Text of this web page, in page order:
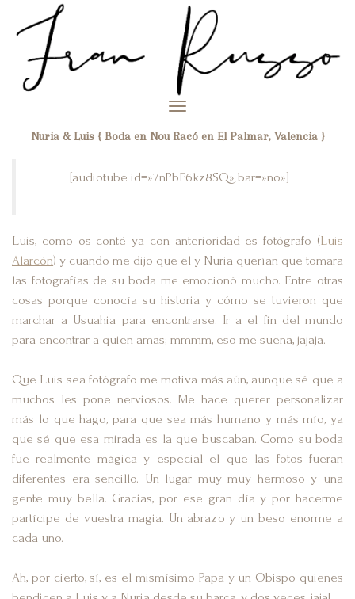
Toggle
Nuria & Luis { Boda en Nou Racó en El Palmar, Valencia }
[audiotube id=»7nPbF6kz8SQ» bar=»no»]
Luis, como os conté ya con anterioridad es fotógrafo (Luis
Alarcón) y cuando me dijo que él y Nuria querían que tomara
las fotografías de su boda me emocionó mucho. Entre otras
cosas porque conocía su historia y cómo se tuvieron que
marchar a Usuahia para encontrarse. Ir a el fin del mundo
para encontrar a quien amas; mmmm, eso me suena, jajaja.
Que Luis sea fotógrafo me motiva más aún, aunque sé que a
muchos les pone nerviosos. Me hace querer personalizar
más lo que hago, para que sea más humano y más mío, ya
que sé que esa mirada es la que buscaban. Como su boda
fue realmente mágica y especial el que las fotos fueran
diferentes era sencillo. Un lugar muy muy hermoso y una
gente muy bella. Gracias, por ese gran día y por hacerme
partícipe de vuestra magia. Un abrazo y un beso enorme a
cada uno.
Ah, por cierto, sí, es el mismísimo Papa y un Obispo quienes